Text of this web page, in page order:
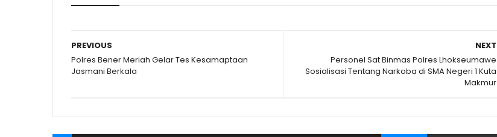
NEXT
Personel Sat Binmas Polres Lhokseumawe
Sosialisasi Tentang Narkoba di SMA Negeri 1 Kuta
Makmur
PREVIOUS
Polres Bener Meriah Gelar Tes Kesamaptaan
Jasmani Berkala